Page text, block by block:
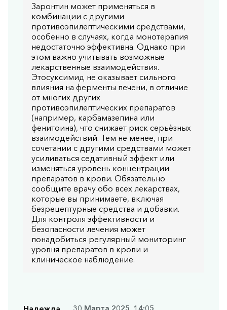
Заронтин может применяться в
комбинации с другими
противоэпилептическими средствами,
особенно в случаях, когда монотерапия
недостаточно эффективна. Однако при
этом важно учитывать возможные
лекарственные взаимодействия.
Этосуксимид не оказывает сильного
влияния на ферменты печени, в отличие
от многих других
противоэпилептических препаратов
(например, карбамазепина или
фенитоина), что снижает риск серьёзных
взаимодействий. Тем не менее, при
сочетании с другими средствами может
усиливаться седативный эффект или
изменяться уровень концентрации
препаратов в крови. Обязательно
сообщите врачу обо всех лекарствах,
которые вы принимаете, включая
безрецептурные средства и добавки.
Для контроля эффективности и
безопасности лечения может
понадобиться регулярный мониторинг
уровня препаратов в крови и
клиническое наблюдение.